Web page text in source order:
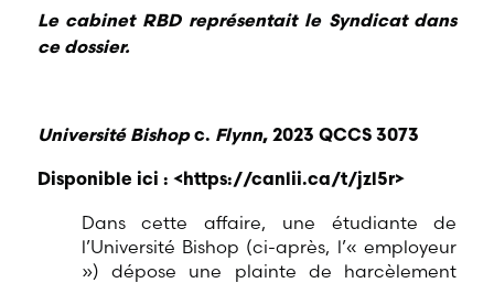
Le cabinet RBD représentait le Syndicat dans
ce dossier.
Université Bishopc. Flynn, 2023 QCCS 3073
Disponible ici : < https://canlii.ca/t/jzl5r>
Dans cette affaire, une étudiante de
l’Université Bishop (ci-après, l’« employeur
») dépose une plainte de harcèlement